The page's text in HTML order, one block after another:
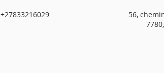
+27833216029
56,